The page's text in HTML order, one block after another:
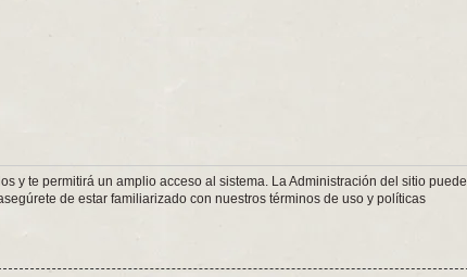
y te permitirá un amplio acceso al sistema. La Administración del sitio puede
de estar familiarizado con nuestros términos de uso y políticas